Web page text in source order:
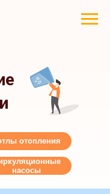
насосы
отопления